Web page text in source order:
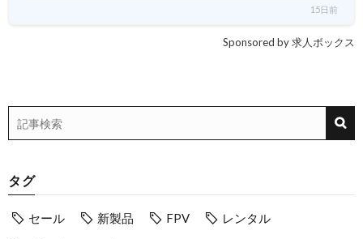
15日前
Sponsored by 求人ボックス
タグ
セール 新製品 FPV
レンタル